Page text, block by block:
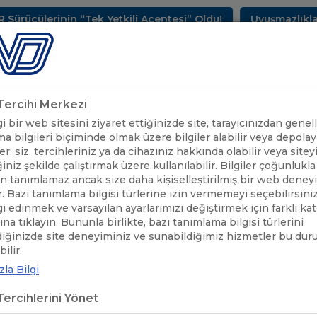
“Tek Yetkili Acentesi” Oldu! Uyuşmazlıkların
SEKTÖREL BİLGİLER UND YAYINLARI
UND'DEN HABERLER / DEPREM BÖLGESİNE YAPILAN
BÖLGESİNE YAPILAN
Merkezi
bir web sitesini ziyaret ettiğinizde site, tarayıcınızdan
bilgileri biçiminde olmak üzere bilgiler alabilir veya
siz, tercihleriniz ya da cihazınız hakkında olabilir veya siteyi
şekilde çalıştırmak üzere kullanılabilir. Bilgiler
tanımlamaz ancak size daha kişiselleştirilmiş bir web
Bazı tanımlama bilgisi türlerine izin vermemeyi
edinmek ve varsayılan ayarlarımızı değiştirmek için farklı
tıklayın. Bununla birlikte, bazı tanımlama bilgisi türlerini
site deneyiminiz ve sunabildiğimiz hizmetler bu
Bilgi
Yönet